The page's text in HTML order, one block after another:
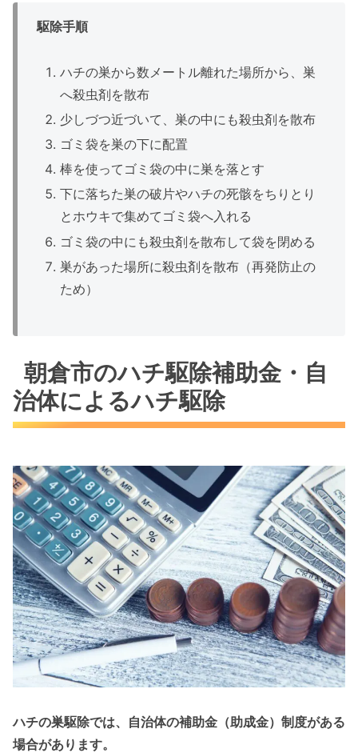
駆除手順
ハチの巣から数メートル離れた場所から、巣
へ殺虫剤を散布
少しづつ近づいて、巣の中にも殺虫剤を散布
ゴミ袋を巣の下に配置
棒を使ってゴミ袋の中に巣を落とす
下に落ちた巣の破片やハチの死骸をちりとり
とホウキで集めてゴミ袋へ入れる
ゴミ袋の中にも殺虫剤を散布して袋を閉める
巣があった場所に殺虫剤を散布（再発防止の
ため）
朝倉市のハチ駆除補助金・自
治体によるハチ駆除
ハチの巣駆除では、自治体の補助金（助成金）制度がある
場合があります。